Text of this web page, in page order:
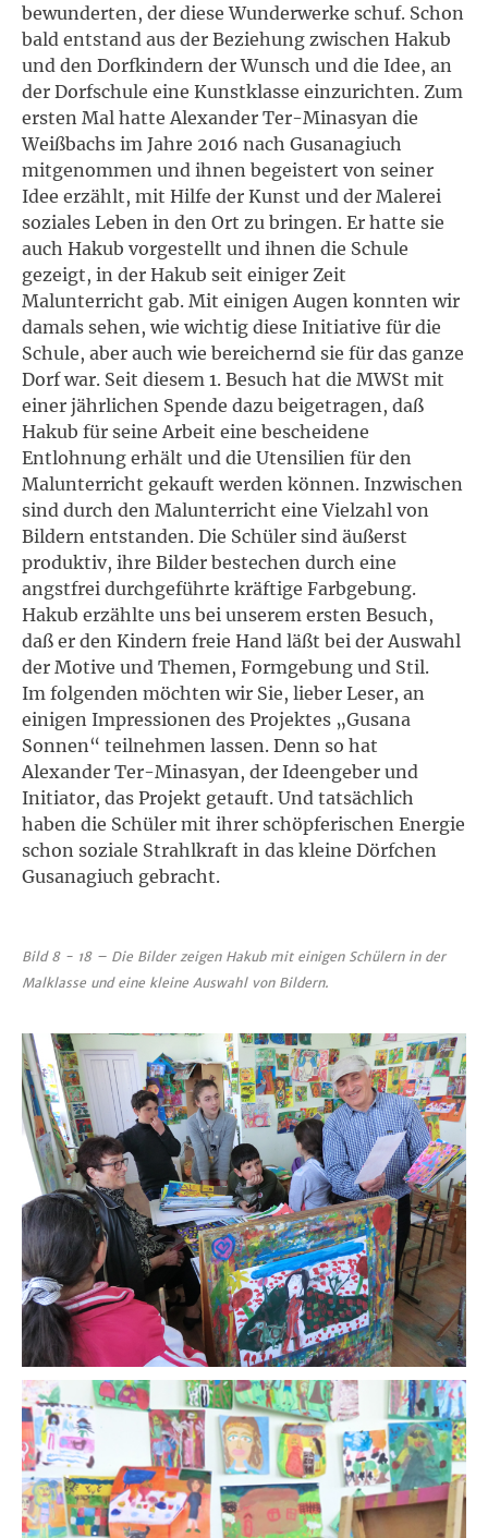
bewunderten, der diese Wunderwerke schuf. Schon
bald entstand aus der Beziehung zwischen Hakub
und den Dorfkindern der Wunsch und die Idee, an
der Dorfschule eine Kunstklasse einzurichten. Zum
ersten Mal hatte Alexander Ter-Minasyan die
Weißbachs im Jahre 2016 nach Gusanagiuch
mitgenommen und ihnen begeistert von seiner
Idee erzählt, mit Hilfe der Kunst und der Malerei
soziales Leben in den Ort zu bringen. Er hatte sie
auch Hakub vorgestellt und ihnen die Schule
gezeigt, in der Hakub seit einiger Zeit
Malunterricht gab. Mit einigen Augen konnten wir
damals sehen, wie wichtig diese Initiative für die
Schule, aber auch wie bereichernd sie für das ganze
Dorf war. Seit diesem 1. Besuch hat die MWSt mit
einer jährlichen Spende dazu beigetragen, daß
Hakub für seine Arbeit eine bescheidene
Entlohnung erhält und die Utensilien für den
Malunterricht gekauft werden können. Inzwischen
sind durch den Malunterricht eine Vielzahl von
Bildern entstanden. Die Schüler sind äußerst
produktiv, ihre Bilder bestechen durch eine
angstfrei durchgeführte kräftige Farbgebung.
Hakub erzählte uns bei unserem ersten Besuch,
daß er den Kindern freie Hand läßt bei der Auswahl
der Motive und Themen, Formgebung und Stil.
Im folgenden möchten wir Sie, lieber Leser, an
einigen Impressionen des Projektes „Gusana
Sonnen“ teilnehmen lassen. Denn so hat
Alexander Ter-Minasyan, der Ideengeber und
Initiator, das Projekt getauft. Und tatsächlich
haben die Schüler mit ihrer schöpferischen Energie
schon soziale Strahlkraft in das kleine Dörfchen
Gusanagiuch gebracht.
Bild 8 - 18 – Die Bilder zeigen Hakub mit einigen Schülern in der
Malklasse und eine kleine Auswahl von Bildern.